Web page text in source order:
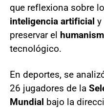
que reflexiona sobre
inteligencia artificial y
preservar el
tecnológico.
En deportes, se
26 jugadores de la
Mundial bajo la